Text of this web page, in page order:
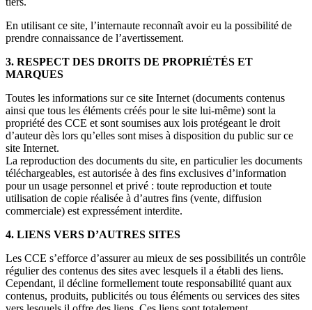
En utilisant ce site, l’internaute reconnaît avoir eu la possibilité de
prendre connaissance de l’avertissement.
3. RESPECT DES DROITS DE PROPRIÉTÉS ET
MARQUES
Toutes les informations sur ce site Internet (documents contenus
ainsi que tous les éléments créés pour le site lui-même) sont la
propriété des CCE et sont soumises aux lois protégeant le droit
d’auteur dès lors qu’elles sont mises à disposition du public sur ce
site Internet.
La reproduction des documents du site, en particulier les documents
téléchargeables, est autorisée à des fins exclusives d’information
pour un usage personnel et privé : toute reproduction et toute
utilisation de copie réalisée à d’autres fins (vente, diffusion
commerciale) est expressément interdite.
4. LIENS VERS D’AUTRES SITES
Les CCE s’efforce d’assurer au mieux de ses possibilités un contrôle
régulier des contenus des sites avec lesquels il a établi des liens.
Cependant, il décline formellement toute responsabilité quant aux
contenus, produits, publicités ou tous éléments ou services des sites